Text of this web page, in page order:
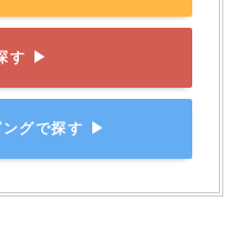
す ▶
グで探す ▶